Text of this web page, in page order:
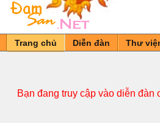
Trang chủ Diễn đàn Thư
Bạn đang truy cập vào diễn